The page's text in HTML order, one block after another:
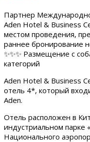
Партнер
Aden Hotel & Business
местом проведения,
раннее бронирование
✨✨✨ Размещение с
категорий
Aden Hotel & Business
отель 4*, который
Aden.
Отель расположен в
индустриальном парке
Национального